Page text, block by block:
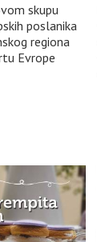
skupu
poslanika
regiona
Evrope